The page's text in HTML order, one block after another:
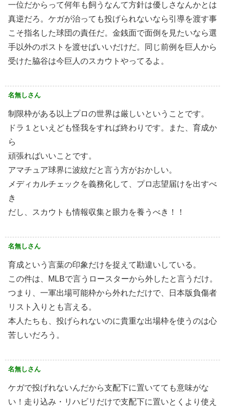
一位だからって何年も飼うなんて方針は優しさなんかとは
真逆だろ。ケガが治っても投げられないなら引導を渡す事
こそ指名した球団の責任だ。金銭面で面倒を見たいなら選
手以外のポストを渡せばいいだけだ。同じ前例を巨人から
受けた脇谷は今巨人のスカウトやってるよ。
名無しさん
制限枠がある以上プロの世界は厳しいということです。
ドラ１といえども怪我をすれば終わりです。また、育成か
ら
頑張ればいいことです。
アマチュア球界に波紋だと言う方がおかしい。
メディカルチェックを義務化して、プロ志望届けを出すべ
き
だし、スカウトも情報収集と眼力を養うべき！！
名無しさん
育成という言葉の印象だけを捉えて勘違いしている。
この件は、MLBで言うロースターから外したと言うだけ。
つまり、一軍出場可能枠から外れただけで、日本版負傷者
リスト入りとも言える。
本人たちも、投げられないのに貴重な出場枠を使うのは心
苦しいだろう。
名無しさん
ケガで投げれないんだから支配下に置いてても意味がな
い！走り込み・リハビリだけで支配下に置いとくより使え